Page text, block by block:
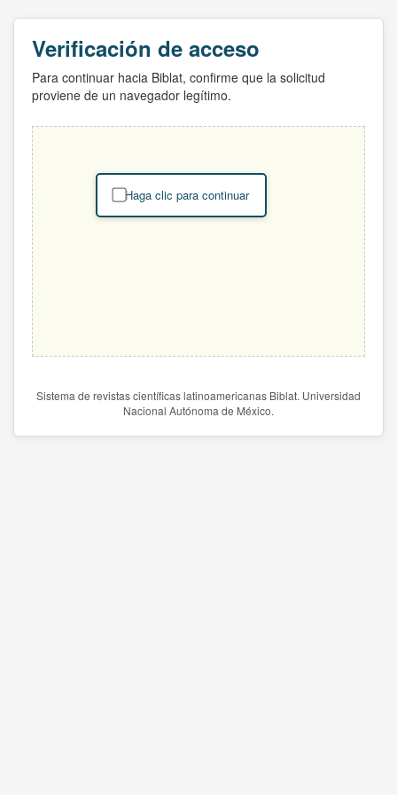
Verificación de acceso
Para continuar hacia Biblat, confirme que la solicitud
proviene de un navegador legítimo.
Haga clic para continuar
Sistema de revistas científicas latinoamericanas Biblat. Universidad
Nacional Autónoma de México.